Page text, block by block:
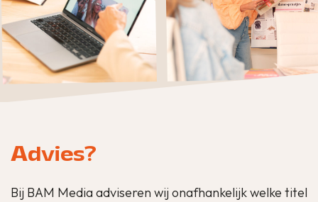
Advies?
Bij BAM Media adviseren wij onafhankelijk welke titel